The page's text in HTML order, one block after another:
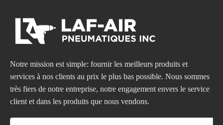
Notre mission est simple: fournir les meilleurs produits et
services à nos clients au prix le plus bas possible. Nous sommes
très fiers de notre entreprise, notre engagement envers le service
client et dans les produits que nous vendons.